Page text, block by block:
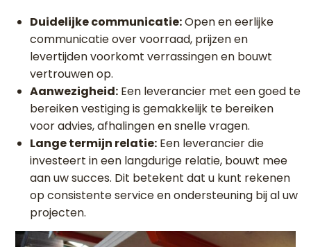
Duidelijke communicatie:Open en eerlijke
communicatie over voorraad, prijzen en
levertijden voorkomt verrassingen en bouwt
vertrouwen op.
Aanwezigheid: Een leverancier met een goed te
bereiken vestiging is gemakkelijk te bereiken
voor advies, afhalingen en snelle vragen.
Lange termijn relatie: Een leverancier die
investeert in een langdurige relatie, bouwt mee
aan uw succes. Dit betekent dat u kunt rekenen
op consistente service en ondersteuning bij al uw
projecten.